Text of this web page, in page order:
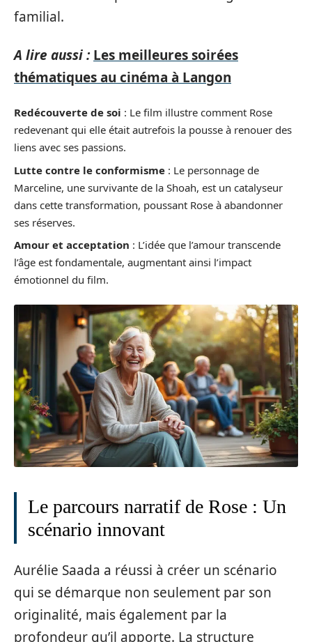
familial.
A lire aussi : Les meilleures soirées
thématiques au cinéma à Langon
Redécouverte de soi : Le film illustre comment Rose
redevenant qui elle était autrefois la pousse à renouer des
liens avec ses passions.
Lutte contre le conformisme : Le personnage de
Marceline, une survivante de la Shoah, est un catalyseur
dans cette transformation, poussant Rose à abandonner
ses réserves.
Amour et acceptation : L’idée que l’amour transcende
l’âge est fondamentale, augmentant ainsi l’impact
émotionnel du film.
Le parcours narratif de Rose : Un
scénario innovant
Aurélie Saada a réussi à créer un scénario
qui se démarque non seulement par son
originalité, mais également par la
profondeur qu’il apporte. La structure